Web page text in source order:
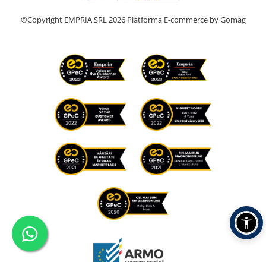
©Copyright EMPRIA SRL 2026 Platforma E-commerce by Gomag